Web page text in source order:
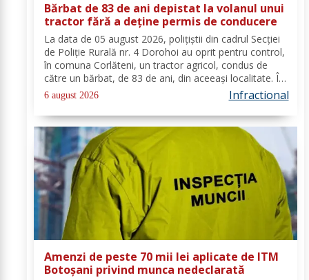
Bărbat de 83 de ani depistat la volanul unui
tractor fără a deține permis de conducere
La data de 05 august 2026, polițiștii din cadrul Secției
de Poliție Rurală nr. 4 Dorohoi au oprit pentru control,
în comuna Corlăteni, un tractor agricol, condus de
către un bărbat, de 83 de ani, din aceeași localitate. În
urma verificărilor efectuate de către polițiști, s-a
constatat faptul că...
6 august 2026 Infractional
Amenzi de peste 70 mii lei aplicate de ITM
Botoșani privind munca nedeclarată